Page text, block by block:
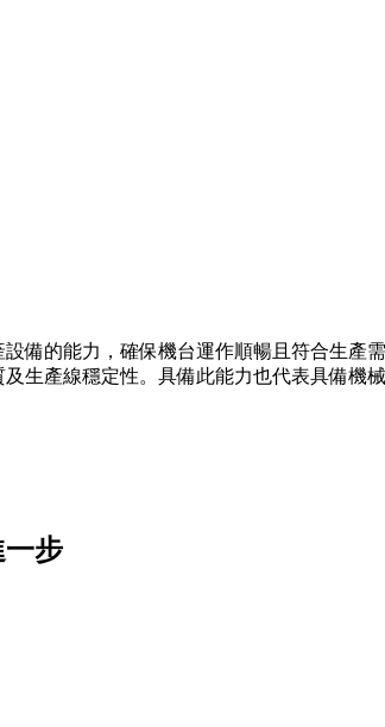
備的能力，確保機台運作順暢且符合生
生產線穩定性。具備此能力也代表具備機
步